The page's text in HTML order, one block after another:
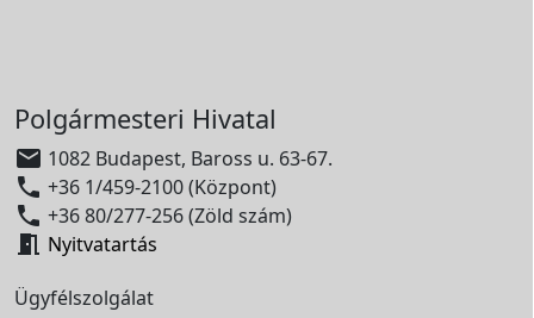
Polgármesteri Hivatal
 1082 Budapest, Baross u. 63-67.
 +36 1/459-2100 (Központ)
 +36 80/277-256 (Zöld szám)
 Nyitvatartás
Ügyfélszolgálat